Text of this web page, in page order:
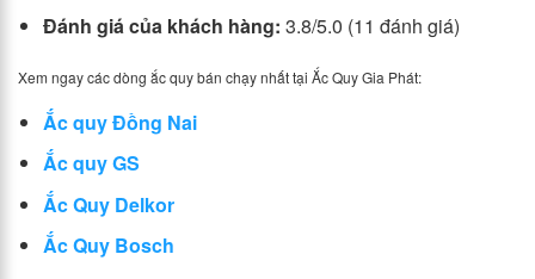
Đánh giá của khách hàng: 3.8/5.0 (11 đánh giá)
Xem ngay các dòng ắc quy bán chạy nhất tại Ắc Quy Gia Phát:
Ắc quy Đồng Nai
Ắc quy GS
Ắc Quy Delkor
Ắc Quy Bosch